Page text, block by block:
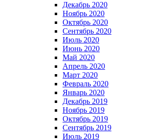
Декабрь 2020
Ноябрь 2020
Октябрь 2020
Сентябрь 2020
Июль 2020
Июнь 2020
Май 2020
Апрель 2020
Март 2020
Февраль 2020
Январь 2020
Декабрь 2019
Ноябрь 2019
Октябрь 2019
Сентябрь 2019
Июль 2019